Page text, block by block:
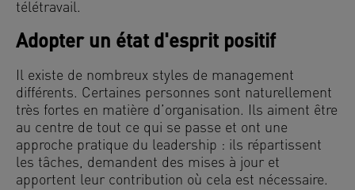
télétravail.
Adopter un état d'esprit positif
Il existe de nombreux styles de management
différents. Certaines personnes sont naturellement
très fortes en matière d’organisation. Ils aiment être
au centre de tout ce qui se passe et ont une
approche pratique du leadership : ils répartissent
les tâches, demandent des mises à jour et
apportent leur contribution où cela est nécessaire.